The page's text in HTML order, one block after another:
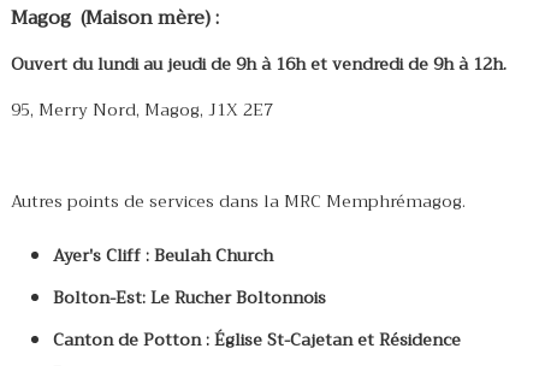
Magog (Maison mère) :
Ouvert du lundi au jeudi de 9h à 16h et vendredi de 9h à 12h.
95, Merry Nord, Magog, J1X 2E7
Autres points de services dans la MRC Memphrémagog.
Ayer's Cliff : Beulah Church
Bolton-Est: Le Rucher Boltonnois
Canton de Potton : Église St-Cajetan et Résidence